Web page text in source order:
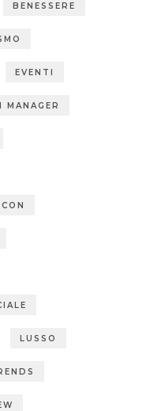
BENESSERE
EVENTI
MANAGER
LUSSO